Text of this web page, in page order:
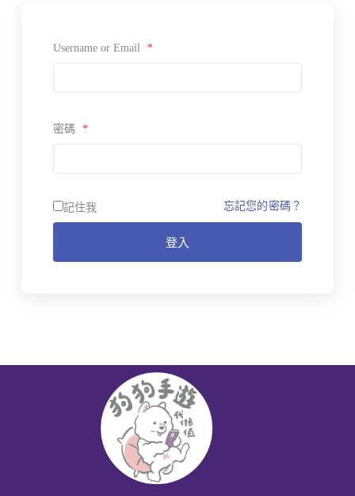
Username or Email *
密碼 *
記住我 忘記您的密碼？
登入